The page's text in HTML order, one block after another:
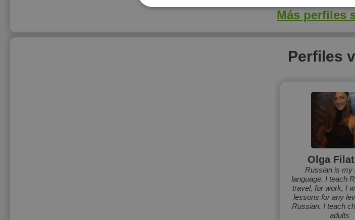
Más perfiles
Perfiles
Olga
Russian is my
language. I teach
travel, for work, I
lessons for any
Russian. I teach
adults